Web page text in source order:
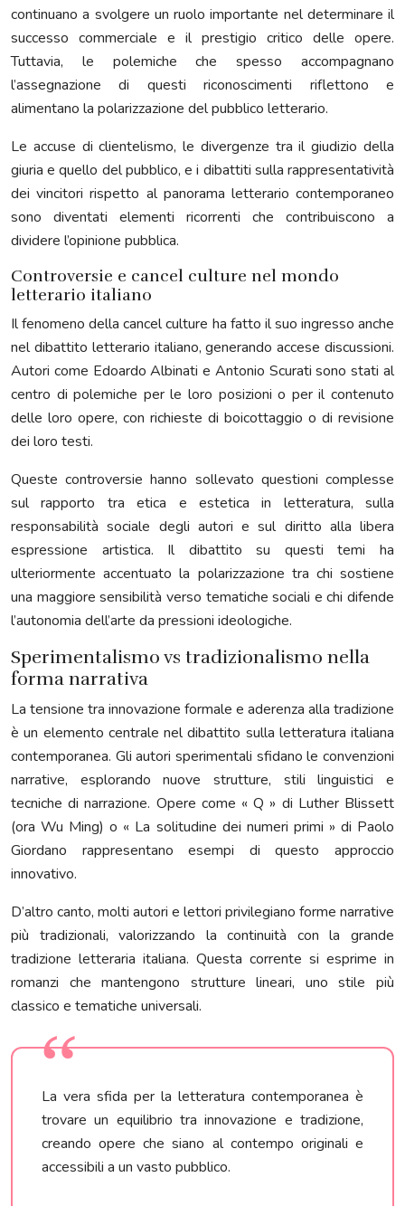
continuano a svolgere un ruolo importante nel determinare il
successo commerciale e il prestigio critico delle opere.
Tuttavia, le polemiche che spesso accompagnano
l’assegnazione di questi riconoscimenti riflettono e
alimentano la polarizzazione del pubblico letterario.
Le accuse di clientelismo, le divergenze tra il giudizio della
giuria e quello del pubblico, e i dibattiti sulla rappresentatività
dei vincitori rispetto al panorama letterario contemporaneo
sono diventati elementi ricorrenti che contribuiscono a
dividere l’opinione pubblica.
Controversie e cancel culture nel mondo
letterario italiano
Il fenomeno della cancel culture ha fatto il suo ingresso anche
nel dibattito letterario italiano, generando accese discussioni.
Autori come Edoardo Albinati e Antonio Scurati sono stati al
centro di polemiche per le loro posizioni o per il contenuto
delle loro opere, con richieste di boicottaggio o di revisione
dei loro testi.
Queste controversie hanno sollevato questioni complesse
sul rapporto tra etica e estetica in letteratura, sulla
responsabilità sociale degli autori e sul diritto alla libera
espressione artistica. Il dibattito su questi temi ha
ulteriormente accentuato la polarizzazione tra chi sostiene
una maggiore sensibilità verso tematiche sociali e chi difende
l’autonomia dell’arte da pressioni ideologiche.
Sperimentalismo vs tradizionalismo nella
forma narrativa
La tensione tra innovazione formale e aderenza alla tradizione
è un elemento centrale nel dibattito sulla letteratura italiana
contemporanea. Gli autori sperimentali sfidano le convenzioni
narrative, esplorando nuove strutture, stili linguistici e
tecniche di narrazione. Opere come « Q » di Luther Blissett
(ora Wu Ming) o « La solitudine dei numeri primi » di Paolo
Giordano rappresentano esempi di questo approccio
innovativo.
D’altro canto, molti autori e lettori privilegiano forme narrative
più tradizionali, valorizzando la continuità con la grande
tradizione letteraria italiana. Questa corrente si esprime in
romanzi che mantengono strutture lineari, uno stile più
classico e tematiche universali.
La vera sfida per la letteratura contemporanea è
trovare un equilibrio tra innovazione e tradizione,
creando opere che siano al contempo originali e
accessibili a un vasto pubblico.